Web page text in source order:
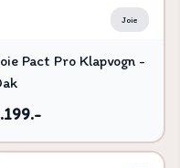
Joie
Pact Pro Klapvogn -